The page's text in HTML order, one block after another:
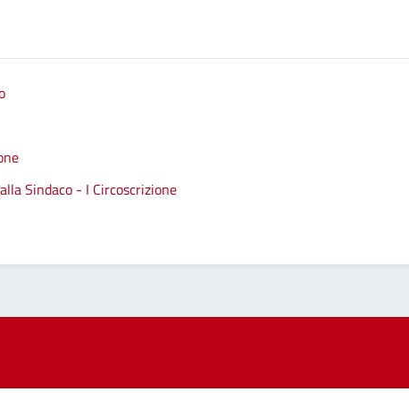
Sindaco - I Circoscrizione